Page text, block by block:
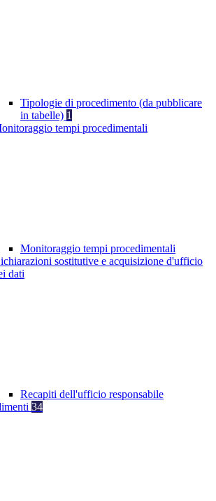
Tipologie di procedimento (da pubblicare
in tabelle) 1
tempi procedimentali
Monitoraggio tempi procedimentali
sostitutive e acquisizione d'ufficio
dati
Recapiti dell'ufficio responsabile
34